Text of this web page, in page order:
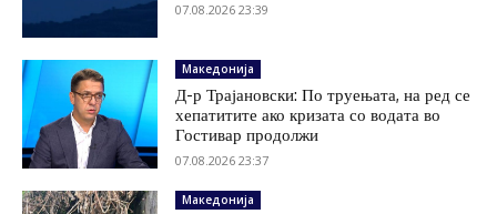
07.08.2026 23:39
Македонија
Д-р Трајановски: По труењата, на ред се
хепатитите ако кризата со водата во
Гостивар продолжи
07.08.2026 23:37
Македонија